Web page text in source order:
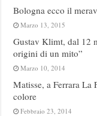
Bologna ecco il
Marzo 13, 2015
Gustav Klimt, dal 12
origini di un mito”
Marzo 10, 2014
Matisse, a Ferrara La
colore
Febbraio 23, 2014